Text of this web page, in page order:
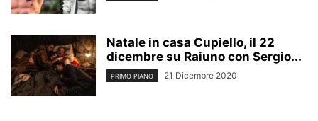
Natale in casa Cupiello, il 22
dicembre su Raiuno con Sergio...
PRIMO PIANO 21 Dicembre 2020